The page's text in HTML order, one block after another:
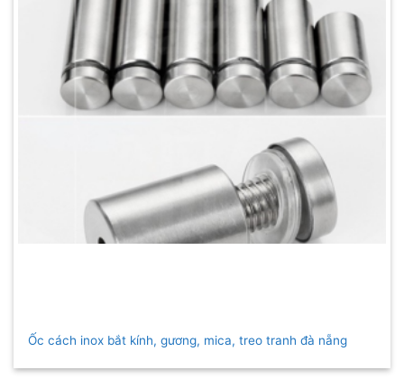
Ốc cách inox bắt kính, gương, mica, treo tranh đà nẵng